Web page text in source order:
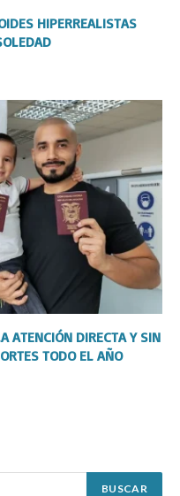
HIPERREALISTAS
ATENCIÓN DIRECTA Y SIN
TODO EL AÑO